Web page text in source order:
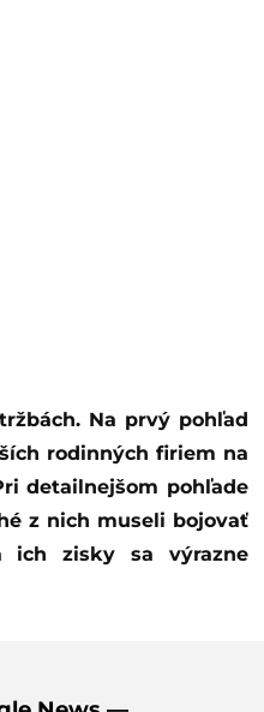
rodinných firiem na
detailnejšom pohľade
z nich museli bojovať
ich zisky sa výrazne